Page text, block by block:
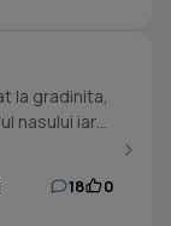
la gradinita,
nasului iar
18 0